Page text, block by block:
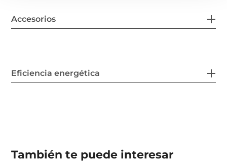
Accesorios
Eficiencia energética
También te puede interesar